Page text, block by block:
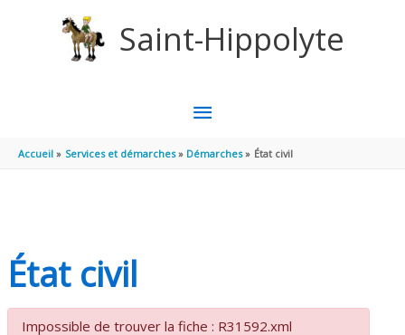
Saint-Hippolyte
MENU
PRINCIPAL
Accueil Services et démarches Démarches État civil
État civil
Impossible de trouver la fiche : R31592.xml